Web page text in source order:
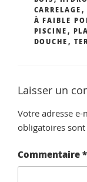
CARRELAGE ,
À FAIBLE
PISCINE ,
DOUCHE ,
Laisser un
Votre adresse
obligatoires
Commentaire*